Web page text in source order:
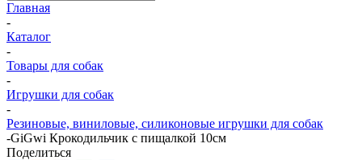
Главная
-
Каталог
-
Товары для собак
-
Игрушки для собак
-
Резиновые, виниловые, силиконовые игрушки для собак
-GiGwi Крокодильчик с пищалкой 10см
Поделиться